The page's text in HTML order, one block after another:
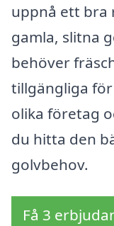
uppnå ett bra
gamla, slitna
behöver
tillgängliga
olika företag
du hitta den
golvbehov.
Få 3